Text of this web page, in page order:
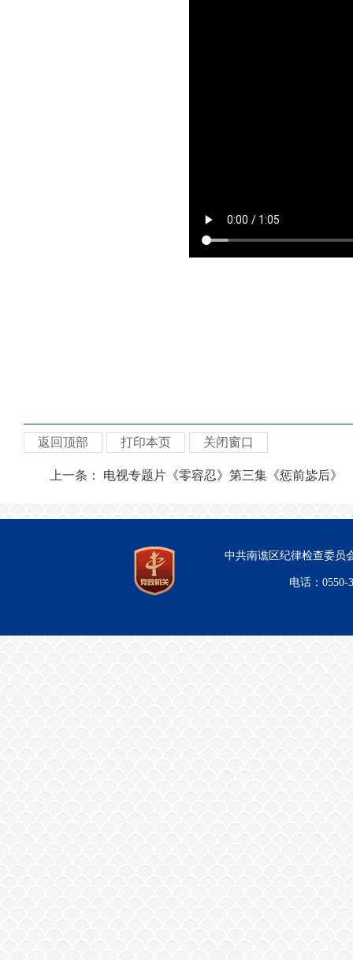
返回顶部 打印本页 关闭窗口
上一条： 电视专题片《零容忍》第三集《惩前毖后》
中共南谯区纪律检查委员
电话：0550-